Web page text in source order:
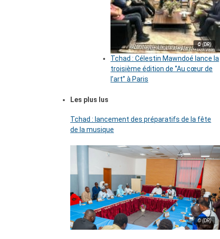
© (DR)
Tchad : Célestin Mawndoé lance la
troisième édition de ‘’Au cœur de
l’art’’ à Paris
Les plus lus
Tchad : lancement des préparatifs de la fête
de la musique
© (DR)